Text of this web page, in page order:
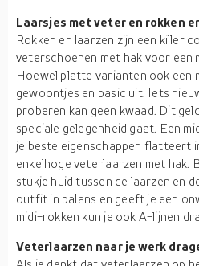
Laarsjes met veter en rokken
Rokken en laarzen zijn een killer
veterschoenen met hak voor een
Hoewel platte varianten ook een
gewoontjes en basic uit. Iets
proberen kan geen kwaad. Dit
speciale gelegenheid gaat. Een
je beste eigenschappen flatteert
enkelhoge veterlaarzen met hak.
stukje huid tussen de laarzen en
outfit in balans en geeft je een
midi-rokken kun je ook A-lijnen
Veterlaarzen naar je werk